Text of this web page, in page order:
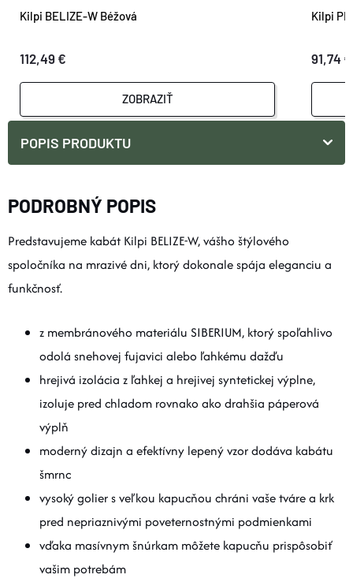
Kilpi BELIZE-W Béžová
112,49 €
ZOBRAZIŤ
Kilpi
91,74 €
POPIS PRODUKTU
PODROBNÝ POPIS
Predstavujeme kabát Kilpi BELIZE-W, vášho štýlového
spoločníka na mrazivé dni, ktorý dokonale spája eleganciu a
funkčnosť.
z membránového materiálu SIBERIUM, ktorý spoľahlivo
odolá snehovej fujavici alebo ľahkému dažďu
hrejivá izolácia z ľahkej a hrejivej syntetickej výplne,
izoluje pred chladom rovnako ako drahšia páperová
výplň
moderný dizajn a efektívny lepený vzor dodáva kabátu
šmrnc
vysoký golier s veľkou kapucňou chráni vaše tváre a krk
pred nepriaznivými poveternostnými podmienkami
vďaka masívnym šnúrkam môžete kapucňu prispôsobiť
vašim potrebám